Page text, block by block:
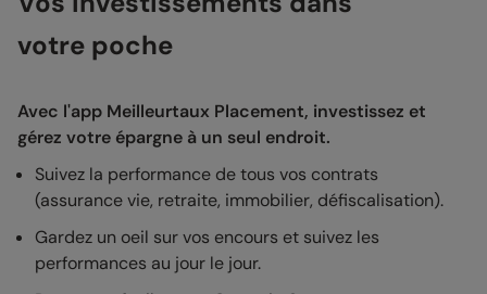
votre poche
Avec l'app Meilleurtaux Placement, investissez et
gérez votre épargne à un seul endroit.
Suivez la performance de tous vos contrats
(assurance vie, retraite, immobilier, défiscalisation).
Gardez un oeil sur vos encours et suivez les
performances au jour le jour.